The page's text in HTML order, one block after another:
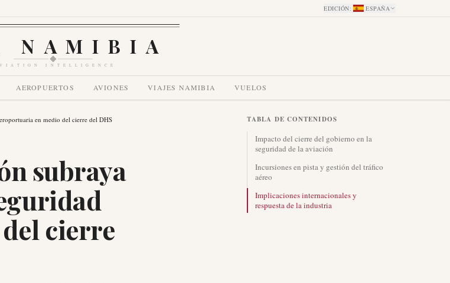
EDICIÓN: ESPAÑA
NAMIBIA
INTELLIGENCE
AEROPUERTOS AVIONES VIAJES NAMIBIA VUELOS
en medio del cierre del DHS
subraya
cierre
TABLA DE CONTENIDOS
Impacto del cierre del gobierno en la
seguridad de la aviación
Incursiones en pista y gestión del tráfico
aéreo
Implicaciones internacionales y
respuesta de la industria